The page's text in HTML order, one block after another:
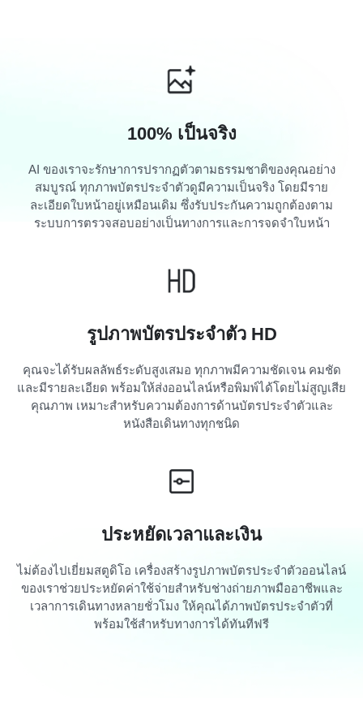
100% เป็นจริง
AI ของเราจะรักษาการปรากฏตัวตามธรรมชาติของคุณอย่าง
สมบูรณ์ ทุกภาพบัตรประจำตัวดูมีความเป็นจริง โดยมีราย
ละเอียดใบหน้าอยู่เหมือนเดิม ซึ่งรับประกันความถูกต้องตาม
ระบบการตรวจสอบอย่างเป็นทางการและการจดจำใบหน้า
รูปภาพบัตรประจำตัว HD
คุณจะได้รับผลลัพธ์ระดับสูงเสมอ ทุกภาพมีความชัดเจน คมชัด
และมีรายละเอียด พร้อมให้ส่งออนไลน์หรือพิมพ์ได้โดยไม่สูญเสีย
คุณภาพ เหมาะสำหรับความต้องการด้านบัตรประจำตัวและ
หนังสือเดินทางทุกชนิด
ประหยัดเวลาและเงิน
ไม่ต้องไปเยี่ยมสตูดิโอ เครื่องสร้างรูปภาพบัตรประจำตัวออนไลน์
ของเราช่วยประหยัดค่าใช้จ่ายสำหรับช่างถ่ายภาพมืออาชีพและ
เวลาการเดินทางหลายชั่วโมง ให้คุณได้ภาพบัตรประจำตัวที่
พร้อมใช้สำหรับทางการได้ทันทีฟรี